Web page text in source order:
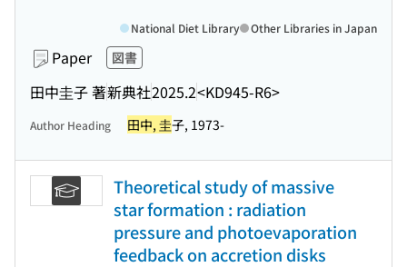
Paper 図書
田中圭子 著新典社2025.2<KD945-R6>
National Diet Library Other Libraries in Japan
Author Heading 田中, 圭子, 1973-
Theoretical study of massive
star formation : radiation
pressure and photoevaporation
feedback on accretion disks